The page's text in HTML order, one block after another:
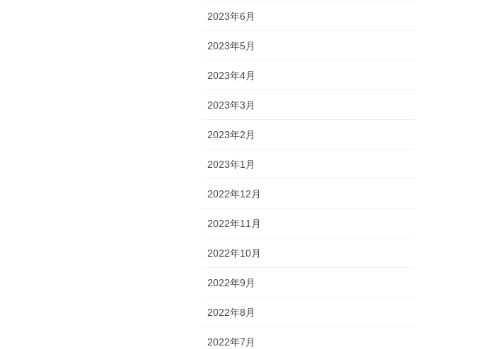
2023年6月
2023年5月
2023年4月
2023年3月
2023年2月
2023年1月
2022年12月
2022年11月
2022年10月
2022年9月
2022年8月
2022年7月